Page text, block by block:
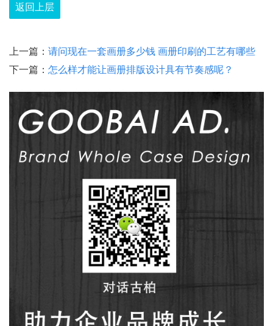
返回上层
上一篇： 请问现在一套画册多少钱 画册印刷的工艺有哪些
下一篇： 怎么样才能让画册排版设计具有节奏感呢？